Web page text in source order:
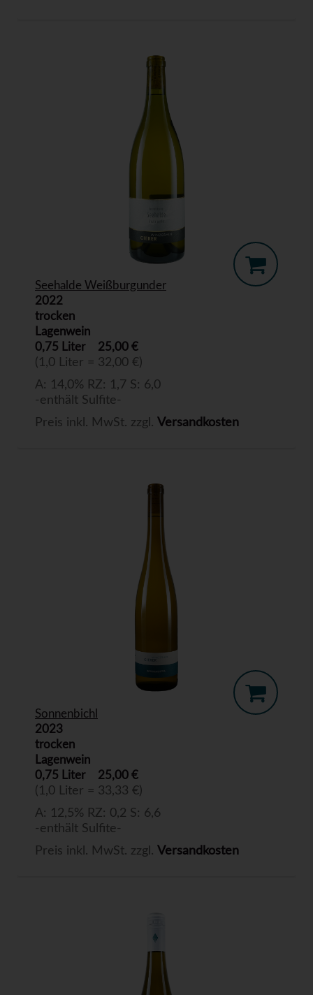
Seehalde Weißburgunder
2022
trocken
Lagenwein
0,75 Liter
25,00 €
(1,0 Liter = 32,00 €)
A: 14,0% RZ: 1,7 S: 6,0
-enthält Sulfite-
Preis inkl. MwSt. zzgl. Versandkosten
Sonnenbichl
2023
trocken
Lagenwein
0,75 Liter
25,00 €
(1,0 Liter = 33,33 €)
A: 12,5% RZ: 0,2 S: 6,6
-enthält Sulfite-
Preis inkl. MwSt. zzgl. Versandkosten